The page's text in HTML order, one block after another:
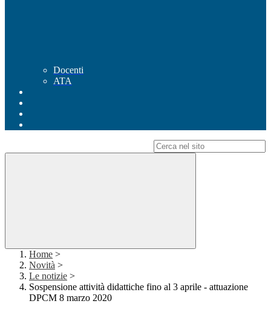
Docenti
ATA
Home >
Novità >
Le notizie >
Sospensione attività didattiche fino al 3 aprile - attuazione
DPCM 8 marzo 2020